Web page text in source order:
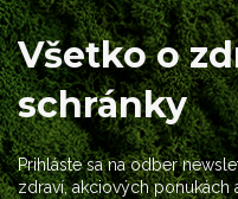
Všetko o
schránky
Prihláste sa na odber
zdraví, akciových ponukách